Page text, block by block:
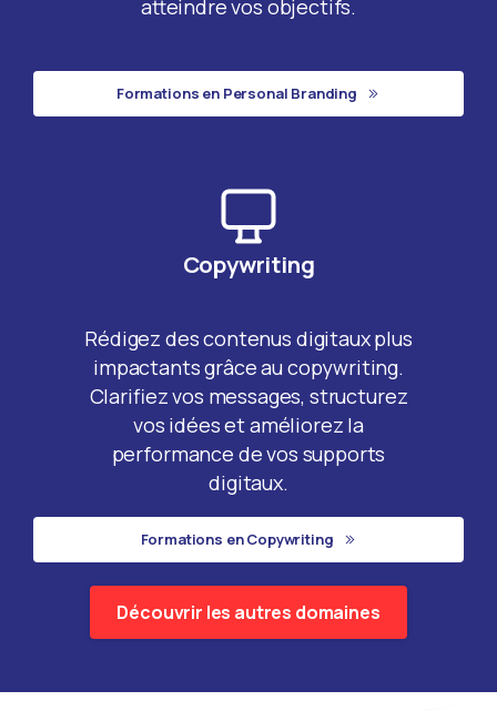
atteindre vos objectifs.
Formations en Personal Branding
Copywriting
Rédigez des contenus digitaux plus
impactants grâce au copywriting.
Clarifiez vos messages, structurez
vos idées et améliorez la
performance de vos supports
digitaux.
Formations en Copywriting
Découvrir les autres domaines